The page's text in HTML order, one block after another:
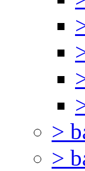
>
>